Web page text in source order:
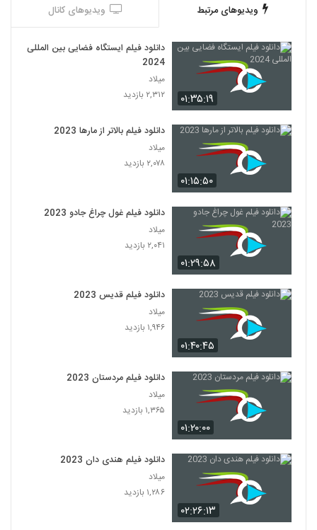
ویدیوهای مرتبط ویدیوهای کانال
۰۱:۳۵:۱۹
دانلود فیلم ایستگاه فضایی بین المللی
2024
میلاد
۲,۳۱۲ بازدید
۰۱:۱۵:۵۰
دانلود فیلم بالاتر از مارها 2023
میلاد
۲,۰۷۸ بازدید
۰۱:۲۹:۵۸
دانلود فیلم غول چراغ جادو 2023
میلاد
۲,۰۴۱ بازدید
۰۱:۴۰:۴۵
دانلود فیلم قدیس 2023
میلاد
۱,۹۴۶ بازدید
۰۱:۲۰:۰۰
دانلود فیلم مردستان 2023
میلاد
۱,۳۶۵ بازدید
۰۲:۲۶:۱۳
دانلود فیلم هندی دان 2023
میلاد
۱,۲۸۶ بازدید